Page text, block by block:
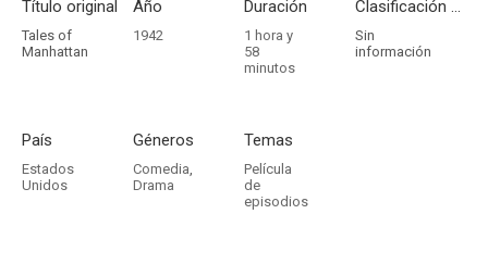
Título original
Tales of
Manhattan
Año
1942
Duración
1 hora y
58
minutos
Clasificación por edades
Sin
información
País
Estados
Unidos
Géneros
Comedia,
Drama
Temas
Película
de
episodios